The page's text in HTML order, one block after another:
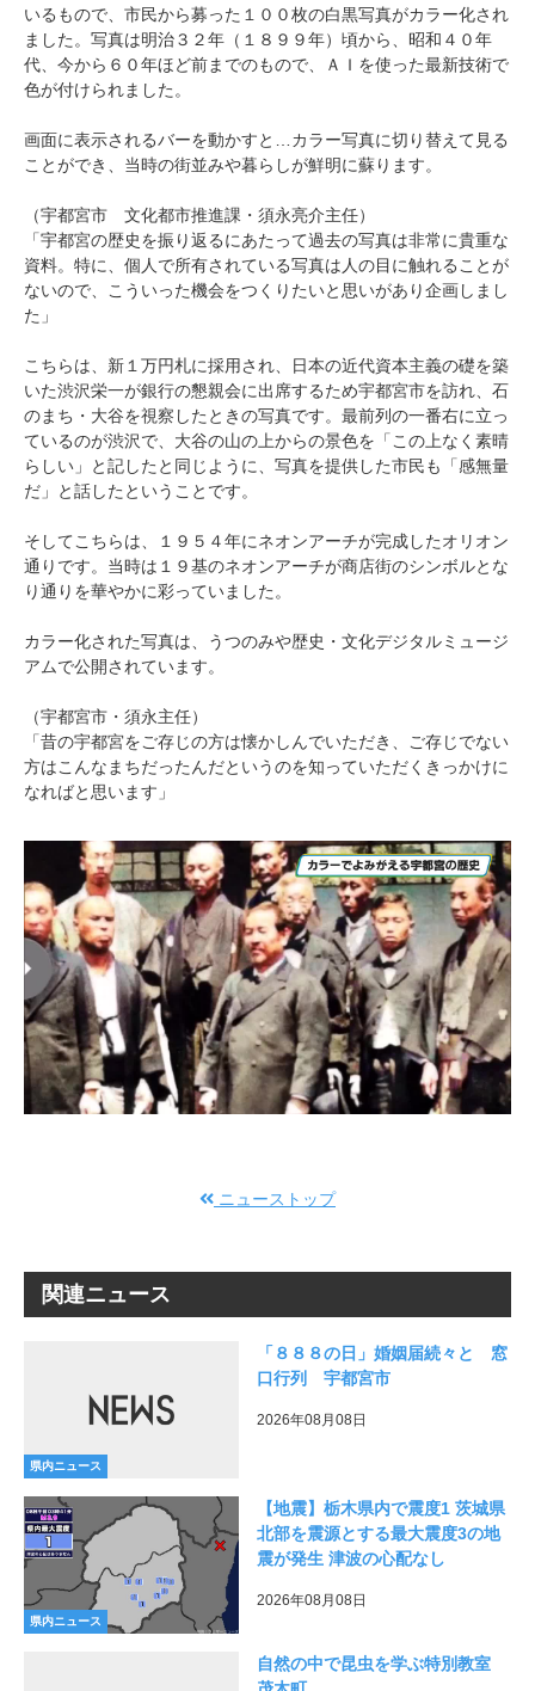
いるもので、市民から募った１００枚の白黒写真がカラー化され
ました。写真は明治３２年（１８９９年）頃から、昭和４０年
代、今から６０年ほど前までのもので、ＡＩを使った最新技術で
色が付けられました。
画面に表示されるバーを動かすと…カラー写真に切り替えて見る
ことができ、当時の街並みや暮らしが鮮明に蘇ります。
（宇都宮市 文化都市推進課・須永亮介主任）
「宇都宮の歴史を振り返るにあたって過去の写真は非常に貴重な
資料。特に、個人で所有されている写真は人の目に触れることが
ないので、こういった機会をつくりたいと思いがあり企画しまし
た」
こちらは、新１万円札に採用され、日本の近代資本主義の礎を築
いた渋沢栄一が銀行の懇親会に出席するため宇都宮市を訪れ、石
のまち・大谷を視察したときの写真です。最前列の一番右に立っ
ているのが渋沢で、大谷の山の上からの景色を「この上なく素晴
らしい」と記したと同じように、写真を提供した市民も「感無量
だ」と話したということです。
そしてこちらは、１９５４年にネオンアーチが完成したオリオン
通りです。当時は１９基のネオンアーチが商店街のシンボルとな
り通りを華やかに彩っていました。
カラー化された写真は、うつのみや歴史・文化デジタルミュージ
アムで公開されています。
（宇都宮市・須永主任）
「昔の宇都宮をご存じの方は懐かしんでいただき、ご存じでない
方はこんなまちだったんだというのを知っていただくきっかけに
なればと思います」
ニューストップ
関連ニュース
県内ニュース
「８８８の日」婚姻届続々と 窓
口行列 宇都宮市
2026年08月08日
県内ニュース
【地震】栃木県内で震度1 茨城県
北部を震源とする最大震度3の地
震が発生 津波の心配なし
2026年08月08日
自然の中で昆虫を学ぶ特別教室